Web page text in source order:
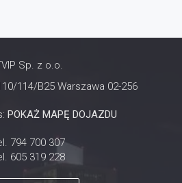
Sp. z o.o.
114/B25 Warszawa 02-256
POKAŻ MAPĘ DOJAZDU
794 700 307
605 319 228